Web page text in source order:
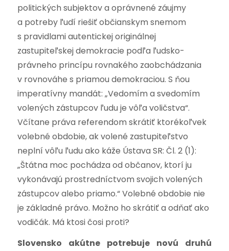
politických subjektov a oprávnené záujmy
a potreby ľudí riešiť občianskym snemom
s pravidlami autentickej originálnej
zastupiteľskej demokracie podľa ľudsko-
právneho princípu rovnakého zaobchádzania
v rovnováhe s priamou demokraciou. S ňou
imperatívny mandát: „Vedomím a svedomím
volených zástupcov ľudu je vôľa voličstva“.
Včítane práva referendom skrátiť ktorékoľvek
volebné obdobie, ak volené zastupiteľstvo
neplní vôľu ľudu ako káže Ústava SR: Čl. 2 (1):
„Štátna moc pochádza od občanov, ktorí ju
vykonávajú prostredníctvom svojich volených
zástupcov alebo priamo.“ Volebné obdobie nie
je základné právo. Možno ho skrátiť a odňať ako
vodičák. Má ktosi čosi proti?
Slovensko akútne potrebuje novú druhú